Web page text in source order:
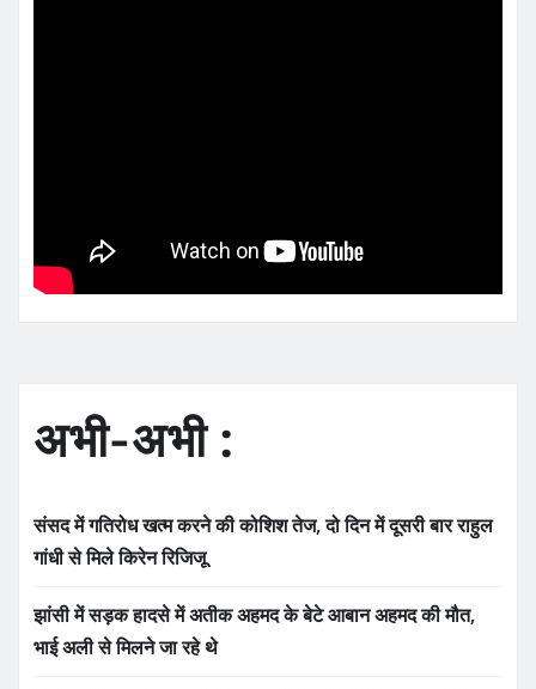
अभी-अभी :
संसद में गतिरोध खत्म करने की कोशिश तेज, दो दिन में दूसरी बार राहुल
गांधी से मिले किरेन रिजिजू
झांसी में सड़क हादसे में अतीक अहमद के बेटे आबान अहमद की मौत,
भाई अली से मिलने जा रहे थे